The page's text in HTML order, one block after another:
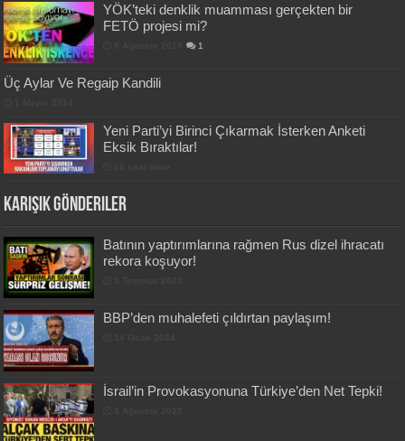
YÖK’teki denklik muamması gerçekten bir
FETÖ projesi mi?
1
Üç Aylar Ve Regaip Kandili
Yeni Parti’yi Birinci Çıkarmak İsterken Anketi
Eksik Bıraktılar!
Karışık Gönderiler
Batının yaptırımlarına rağmen Rus dizel ihracatı
rekora koşuyor!
BBP’den muhalefeti çıldırtan paylaşım!
İsrail’in Provokasyonuna Türkiye’den Net Tepki!